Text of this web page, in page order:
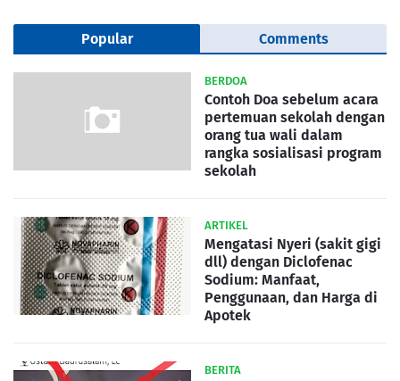
Popular Comments
BERDOA
Contoh Doa sebelum acara
pertemuan sekolah dengan
orang tua wali dalam
rangka sosialisasi program
sekolah
ARTIKEL
Mengatasi Nyeri (sakit gigi
dll) dengan Diclofenac
Sodium: Manfaat,
Penggunaan, dan Harga di
Apotek
BERITA